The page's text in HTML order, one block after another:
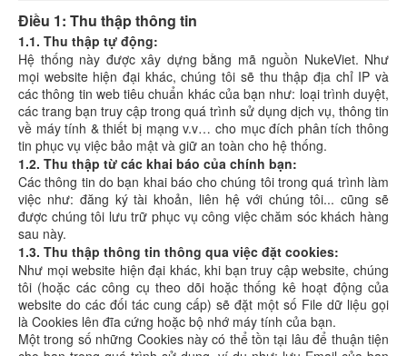
Điều 1: Thu thập thông tin
1.1. Thu thập tự động:
Hệ thống này được xây dựng bằng mã nguồn NukeViet. Như
mọi website hiện đại khác, chúng tôi sẽ thu thập địa chỉ IP và
các thông tin web tiêu chuẩn khác của bạn như: loại trình duyệt,
các trang bạn truy cập trong quá trình sử dụng dịch vụ, thông tin
về máy tính & thiết bị mạng v.v… cho mục đích phân tích thông
tin phục vụ việc bảo mật và giữ an toàn cho hệ thống.
1.2. Thu thập từ các khai báo của chính bạn:
Các thông tin do bạn khai báo cho chúng tôi trong quá trình làm
việc như: đăng ký tài khoản, liên hệ với chúng tôi... cũng sẽ
được chúng tôi lưu trữ phục vụ công việc chăm sóc khách hàng
sau này.
1.3. Thu thập thông tin thông qua việc đặt cookies:
Như mọi website hiện đại khác, khi bạn truy cập website, chúng
tôi (hoặc các công cụ theo dõi hoặc thống kê hoạt động của
website do các đối tác cung cấp) sẽ đặt một số File dữ liệu gọi
là Cookies lên đĩa cứng hoặc bộ nhớ máy tính của bạn.
Một trong số những Cookies này có thể tồn tại lâu để thuận tiện